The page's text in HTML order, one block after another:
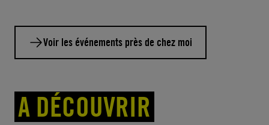
Voir les événements près de chez moi
A DÉCOUVRIR